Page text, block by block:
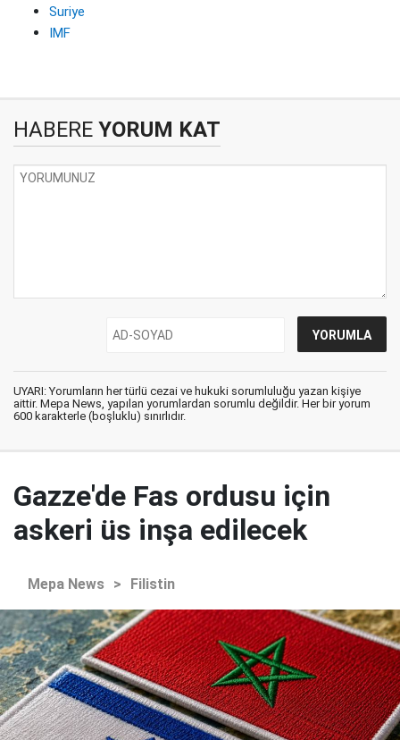
Suriye
IMF
HABERE YORUM KAT
UYARI: Yorumların her türlü cezai ve hukuki sorumluluğu yazan kişiye
aittir. Mepa News, yapılan yorumlardan sorumlu değildir. Her bir yorum
600 karakterle (boşluklu) sınırlıdır.
Gazze'de Fas ordusu için
askeri üs inşa edilecek
Mepa News > Filistin